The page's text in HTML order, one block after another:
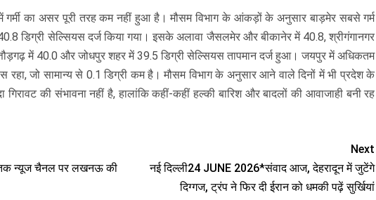
गर्मी का असर पूरी तरह कम नहीं हुआ है। मौसम विभाग के आंकड़ों के अनुसार बाड़मेर सबसे गर्म
डिग्री सेल्सियस दर्ज किया गया। इसके अलावा जैसलमेर और बीकानेर में 40.8, श्रीगंगानगर
में 40.0 और जोधपुर शहर में 39.5 डिग्री सेल्सियस तापमान दर्ज हुआ। जयपुर में अधिकतम
रहा, जो सामान्य से 0.1 डिग्री कम है। मौसम विभाग के अनुसार आने वाले दिनों में भी प्रदेश के
गिरावट की संभावना नहीं है, हालांकि कहीं-कहीं हल्की बारिश और बादलों की आवाजाही बनी रह
न्यूज चैनल पर लखनऊ की
Next
नई दिल्ली24 JUNE 2026*संवाद आज, देहरादून में जुटेंगे
दिग्गज, ट्रंप ने फिर दी ईरान को धमकी पढ़ें सुर्खियां